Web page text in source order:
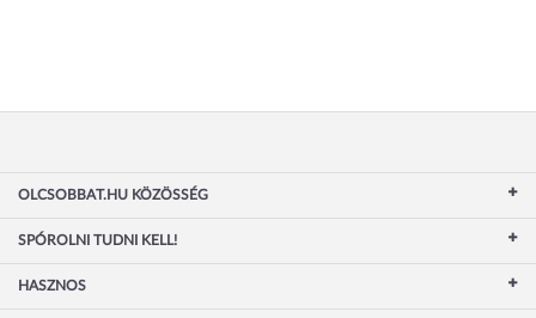
OLCSOBBAT.HU KÖZÖSSÉG
SPÓROLNI TUDNI KELL!
HASZNOS